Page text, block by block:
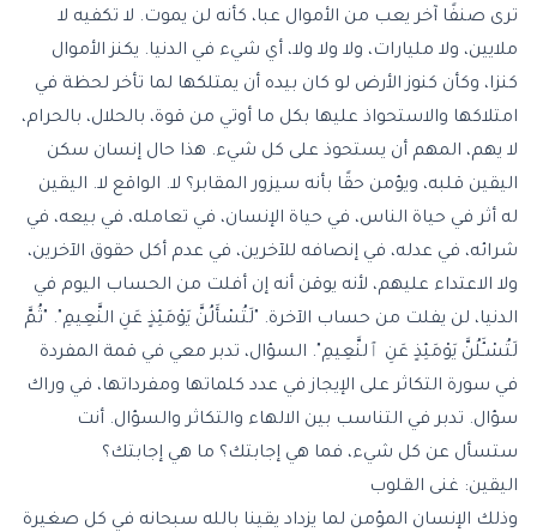
ترى صنفًا آخر يعب من الأموال عبا، كأنه لن يموت. لا تكفيه لا
ملايين، ولا مليارات، ولا ولا ولا، أي شيء في الدنيا. يكنز الأموال
كنزا، وكأن كنوز الأرض لو كان بيده أن يمتلكها لما تأخر لحظة في
امتلاكها والاستحواذ عليها بكل ما أوتي من قوة، بالحلال، بالحرام،
لا يهم، المهم أن يستحوذ على كل شيء. هذا حال إنسان سكن
اليقين قلبه، ويؤمن حقًا بأنه سيزور المقابر؟ لا. الواقع لا. اليقين
له أثر في حياة الناس، في حياة الإنسان، في تعامله، في بيعه، في
شرائه، في عدله، في إنصافه للآخرين، في عدم أكل حقوق الآخرين،
ولا الاعتداء عليهم، لأنه يوقن أنه إن أفلت من الحساب اليوم في
الدنيا، لن يفلت من حساب الآخرة. "لَتُسْأَلُنَّ يَوْمَئِذٍ عَنِ النَّعِيمِ". "ثُمَّ
لَتُسْـَٔلُنَّ يَوْمَئِذٍ عَنِ ٱلنَّعِيمِ". السؤال، تدبر معي في قمة المفردة
في سورة التكاثر على الإيجاز في عدد كلماتها ومفرداتها، في وراك
سؤال. تدبر في التناسب بين الالهاء والتكاثر والسؤال. أنت
ستسأل عن كل شيء، فما هي إجابتك؟ ما هي إجابتك؟
اليقين: غنى القلوب
وذلك الإنسان المؤمن لما يزداد يقينا بالله سبحانه في كل صغيرة